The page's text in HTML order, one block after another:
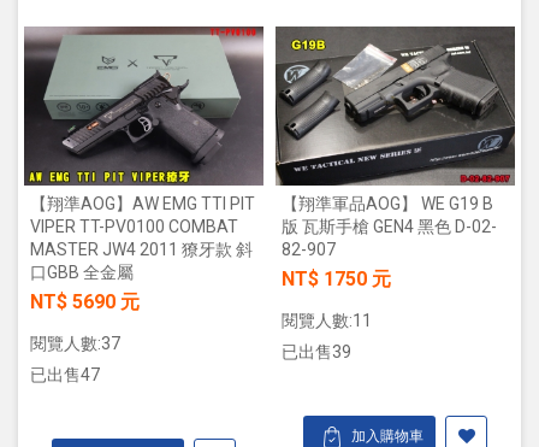
【翔準AOG】AW EMG TTI PIT
VIPER TT-PV0100 COMBAT
MASTER JW4 2011 獠牙款 斜
口GBB 全金屬
NT$ 5690 元
閱覽人數:37
已出售47
【翔準軍品AOG】 WE G19 B
版 瓦斯手槍 GEN4 黑色 D-02-
82-907
NT$ 1750 元
閱覽人數:11
已出售39
加入購物車